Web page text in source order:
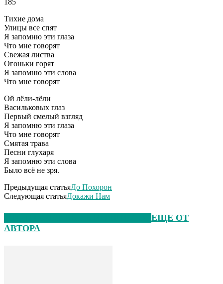
185
Тихие дома
Улицы все спят
Я запомню эти глаза
Что мне говорят
Свежая листва
Огоньки горят
Я запомню эти слова
Что мне говорят
Ой лёли-лёли
Васильковых глаз
Первый смелый взгляд
Я запомню эти глаза
Что мне говорят
Смятая трава
Песни глухаря
Я запомню эти слова
Было всё не зря.
Предыдущая статьяДо Похорон
Следующая статьяДокажи Нам
ЕЩЕ ОТ
АВТОРА